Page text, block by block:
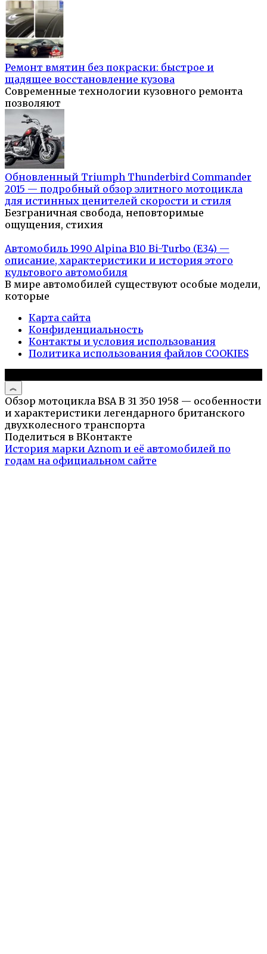
Ремонт вмятин без покраски: быстрое и
щадящее восстановление кузова
Современные технологии кузовного ремонта
позволяют
Обновленный Triumph Thunderbird Commander
2015 — подробный обзор элитного мотоцикла
для истинных ценителей скорости и стиля
Безграничная свобода, неповторимые
ощущения, стихия
Автомобиль 1990 Alpina B10 Bi-Turbo (E34) —
описание, характеристики и история этого
культового автомобиля
В мире автомобилей существуют особые модели,
которые
Карта сайта
Конфиденциальность
Контакты и условия использования
Политика использования файлов COOKIES
Обзор мотоцикла BSA B 31 350 1958 — особенности
и характеристики легендарного британского
двухколесного транспорта
Поделиться в ВКонтакте
История марки Aznom и её автомобилей по
годам на официальном сайте